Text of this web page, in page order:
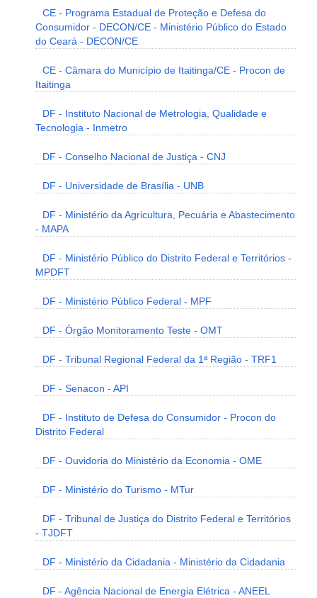
CE - Programa Estadual de Proteção e Defesa do
Consumidor - DECON/CE - Ministério Público do Estado
do Ceará - DECON/CE
CE - Câmara do Município de Itaitinga/CE - Procon de
Itaitinga
DF - Instituto Nacional de Metrologia, Qualidade e
Tecnologia - Inmetro
DF - Conselho Nacional de Justiça - CNJ
DF - Universidade de Brasília - UNB
DF - Ministério da Agricultura, Pecuária e Abastecimento
- MAPA
DF - Ministério Público do Distrito Federal e Territórios -
MPDFT
DF - Ministério Público Federal - MPF
DF - Órgão Monitoramento Teste - OMT
DF - Tribunal Regional Federal da 1ª Região - TRF1
DF - Senacon - API
DF - Instituto de Defesa do Consumidor - Procon do
Distrito Federal
DF - Ouvidoria do Ministério da Economia - OME
DF - Ministério do Turismo - MTur
DF - Tribunal de Justiça do Distrito Federal e Territórios
- TJDFT
DF - Ministério da Cidadania - Ministério da Cidadania
DF - Agência Nacional de Energia Elétrica - ANEEL